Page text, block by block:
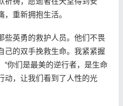
重新拥抱生活。
些英勇的救护人员。他们不畏
己的双手挽救生命。我紧紧握
“你们是最美的逆行者，是生命
动，让我们看到了人性的光